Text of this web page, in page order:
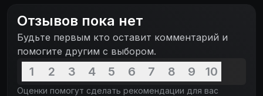
больше. Том Мерриам начинает подозревать, что
во всём виноват капитан корабля Уилл Стоун,
одержимый идеей власти и авторитета.
Отзывов пока нет
Будьте первым кто оставит комментарий и
помогите другим с выбором.
1 2 3 4 5 6 7 8 9 10
Оценки помогут сделать рекомендации для вас